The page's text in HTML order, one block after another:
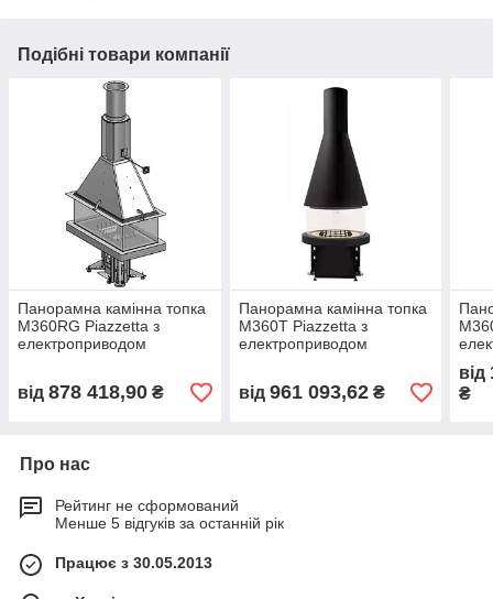
Подібні товари компанії
Панорамна камінна топка
M360RG Piazzetta з
електроприводом
від 878 418,90 ₴
Панорамна камінна топка
M360T Piazzetta з
електроприводом
від 961 093,62₴
кW
від
₴
Про нас
Рейтинг не сформований
Менше 5 відгуків за останній рік
Працює з 30.05.2013